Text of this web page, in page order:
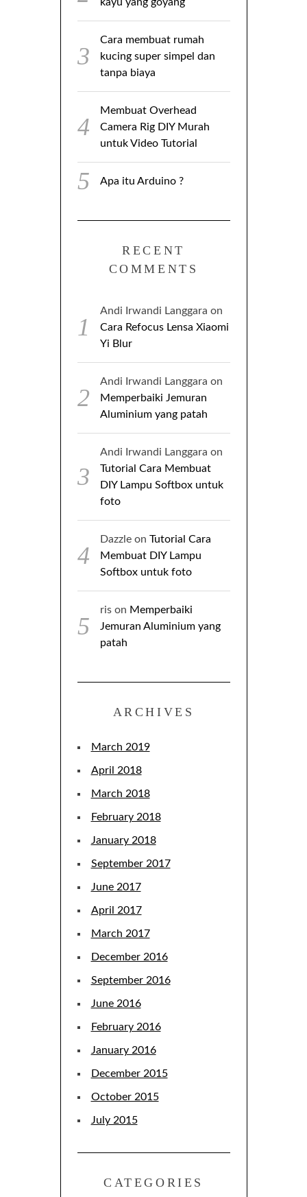
Cara membuat rumah
kucing super simpel dan
tanpa biaya
Membuat Overhead
Camera Rig DIY Murah
untuk Video Tutorial
Apa itu Arduino ?
RECENT
COMMENTS
Andi Irwandi Langgara on
Cara Refocus Lensa Xiaomi
Yi Blur
Andi Irwandi Langgara on
Memperbaiki Jemuran
Aluminium yang patah
Andi Irwandi Langgara on
Tutorial Cara Membuat
DIY Lampu Softbox untuk
foto
Dazzleon Tutorial Cara
Membuat DIY Lampu
Softbox untuk foto
rison Memperbaiki
Jemuran Aluminium yang
patah
ARCHIVES
March 2019
April 2018
March 2018
February 2018
January 2018
September 2017
June 2017
April 2017
March 2017
December 2016
September 2016
June 2016
February 2016
January 2016
December 2015
October 2015
July 2015
CATEGORIES